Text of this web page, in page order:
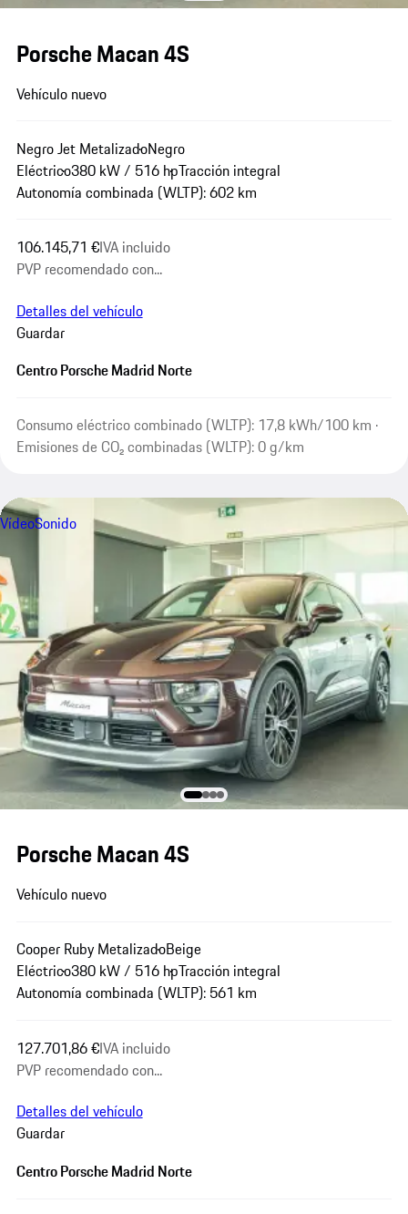
Porsche Macan 4S
Vehículo nuevo
Negro Jet MetalizadoNegro
Eléctrico380 kW / 516 hpTracción integral
Autonomía combinada (WLTP): 602 km
106.145,71 €IVA incluido
PVP recomendado con...
Detalles del vehículo
Guardar
Centro Porsche Madrid Norte
Consumo eléctrico combinado (WLTP): 17,8 kWh/100 km ·
Emisiones de CO₂ combinadas (WLTP): 0 g/km
VídeoSonido
Porsche Macan 4S
Vehículo nuevo
Cooper Ruby MetalizadoBeige
Eléctrico380 kW / 516 hpTracción integral
Autonomía combinada (WLTP): 561 km
127.701,86 €IVA incluido
PVP recomendado con...
Detalles del vehículo
Guardar
Centro Porsche Madrid Norte